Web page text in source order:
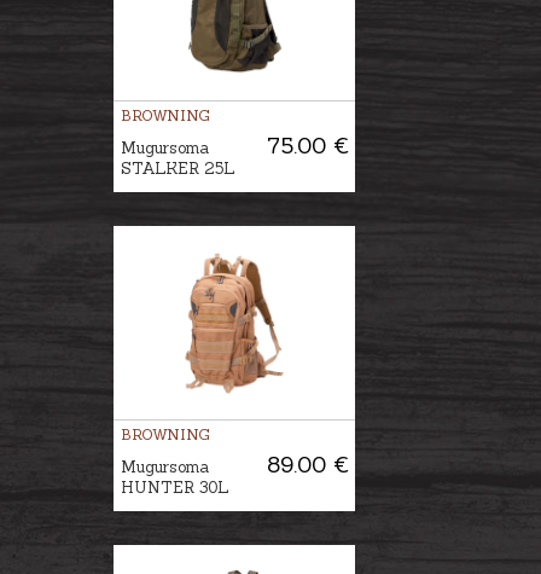
BROWNING
75.00 €
Mugursoma
STALKER 25L
BROWNING
89.00 €
Mugursoma
HUNTER 30L